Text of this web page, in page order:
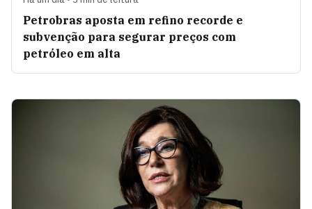
Petrobras aposta em refino recorde e
subvenção para segurar preços com
petróleo em alta